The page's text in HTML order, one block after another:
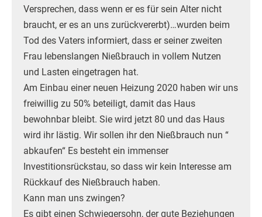
Versprechen, dass wenn er es für sein Alter nicht
braucht, er es an uns zurückvererbt)…wurden beim
Tod des Vaters informiert, dass er seiner zweiten
Frau lebenslangen Nießbrauch in vollem Nutzen
und Lasten eingetragen hat.
Am Einbau einer neuen Heizung 2020 haben wir uns
freiwillig zu 50% beteiligt, damit das Haus
bewohnbar bleibt. Sie wird jetzt 80 und das Haus
wird ihr lästig. Wir sollen ihr den Nießbrauch nun “
abkaufen“ Es besteht ein immenser
Investitionsrückstau, so dass wir kein Interesse am
Rückkauf des Nießbrauch haben.
Kann man uns zwingen?
Es gibt einen Schwiegersohn, der gute Beziehungen